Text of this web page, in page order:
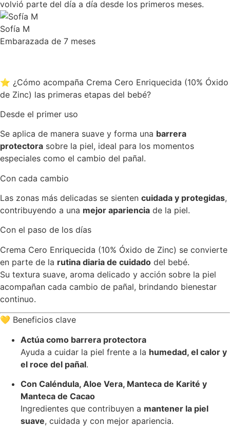
volvió parte del día a día desde los primeros meses.
Sofía M
Embarazada de 7 meses
⭐ ¿Cómo acompaña Crema Cero Enriquecida (10% Óxido
de Zinc) las primeras etapas del bebé?
Desde el primer uso
Se aplica de manera suave y forma una barrera
protectora sobre la piel, ideal para los momentos
especiales como el cambio del pañal.
Con cada cambio
Las zonas más delicadas se sienten cuidada y protegidas,
contribuyendo a una mejor apariencia de la piel.
Con el paso de los días
Crema Cero Enriquecida (10% Óxido de Zinc) se convierte
en parte de la rutina diaria de cuidado del bebé.
Su textura suave, aroma delicado y acción sobre la piel
acompañan cada cambio de pañal, brindando bienestar
continuo.
💛 Beneficios clave
Actúa como barrera protectora
Ayuda a cuidar la piel frente a la humedad, el calor y
el roce del pañal.
Con Caléndula, Aloe Vera, Manteca de Karité y
Manteca de Cacao
Ingredientes que contribuyen a mantener la piel
suave, cuidada y con mejor apariencia.